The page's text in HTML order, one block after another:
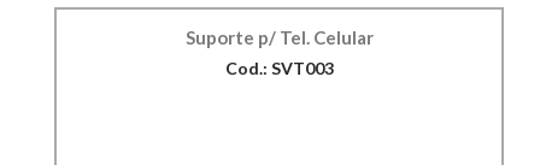
Suporte p/ Tel. Celular
Cod.: SVT003